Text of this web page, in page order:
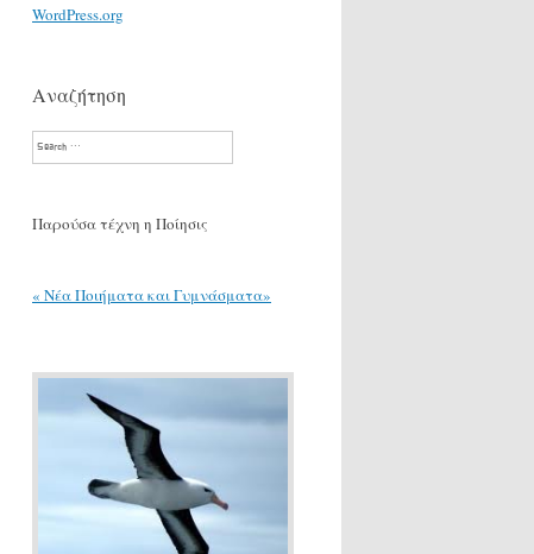
WordPress.org
Αναζήτηση
Search
Παρούσα τέχνη η Ποίησις
« Νέα Ποιήματα και Γυμνάσματα»